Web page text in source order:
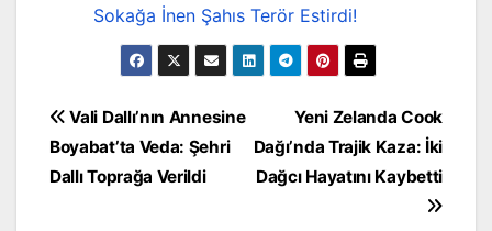
Sokağa İnen Şahıs Terör Estirdi!
Yazı
gezinmesi
Yeni Zelanda Cook
Dağı’nda Trajik Kaza: İki
Dağcı Hayatını Kaybetti
Vali Dallı’nın Annesine
Boyabat’ta Veda: Şehri
Dallı Toprağa Verildi